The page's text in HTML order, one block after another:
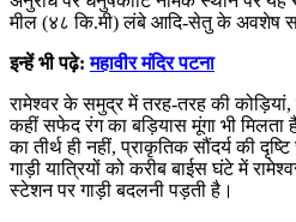
मील (४८ कि.मी) लंबे आदि-सेतु के अवशेष
इन्हें भी पढ़े:महावीर मंदिर पटना
रामेश्वर के समुद्र में तरह-तरह की
कहीं सफेद रंग का बड़ियास मूंगा भी मिलता
का तीर्थ ही नहीं, प्राकृतिक सौंदर्य की
गाड़ी यात्रियों को करीब बाईस घंटे में
स्टेशन पर गाड़ी बदलनी पड़ती है।